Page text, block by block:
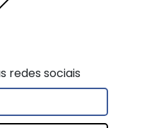
redes sociais